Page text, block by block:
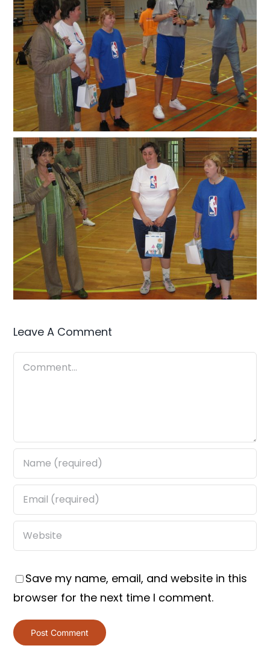
Leave A Comment
Comment
Save my name, email, and website in this
browser for the next time I comment.